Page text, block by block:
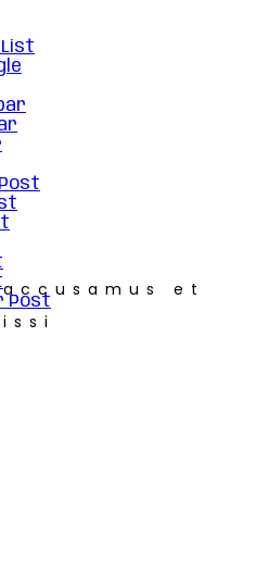
Post
et